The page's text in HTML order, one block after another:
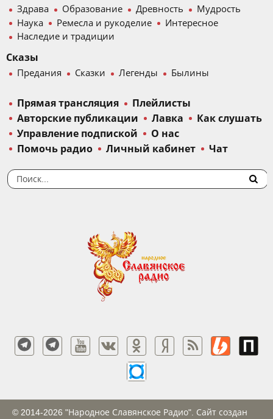
Здрава Образование Древность
Мудрость
Наука
Ремесла и рукоделие
Интересное
Наследие и традиции
Сказы
Предания Сказки Легенды Былины
Прямая трансляция
Плейлисты
Авторские публикации
Лавка
Как слушать
Управление подпиской
О нас
Помочь радио
Личный кабинет Чат
© 2014-2026 "Народное Славянское Радио". Сайт создан